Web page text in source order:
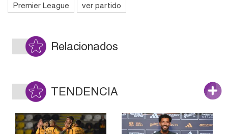
Premier League ver partido
Relacionados
TENDENCIA